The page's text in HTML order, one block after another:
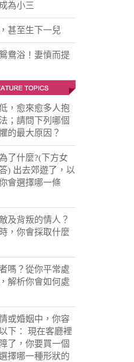
為小三
甚至生下一兒
鴦浴！妻憤而提
，愈來愈多人抱
；請問下列哪個
的最大原因？
了什麼?(下方女
) 出去郊遊了，以
會選擇哪一條
及背叛的情人？
，你會採取什麼
嗎？從你平常處
解析你會如何處
或婚姻中，你容
下： 現在客廳裡
了，你要買一個
擇哪一種形狀的